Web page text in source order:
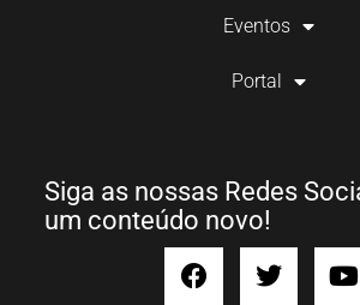
Eventos
Portal
Siga as nossas Redes
um conteúdo novo!